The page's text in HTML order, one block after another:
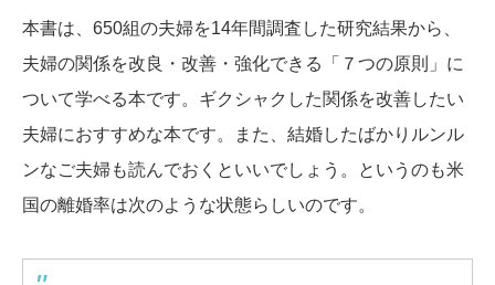
本書は、650組の夫婦を14年間調査した研究結果から、
夫婦の関係を改良・改善・強化できる「７つの原則」に
ついて学べる本です。ギクシャクした関係を改善したい
夫婦におすすめな本です。また、結婚したばかりルンル
ンなご夫婦も読んでおくといいでしょう。というのも米
国の離婚率は次のような状態らしいのです。